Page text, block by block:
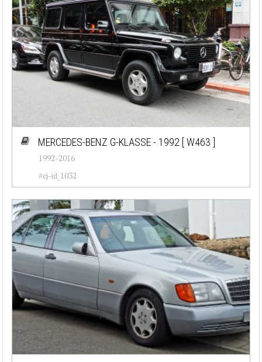
MERCEDES-BENZ G-KLASSE - 1992 [ W463 ]
1992-2016
#cj-id_1032